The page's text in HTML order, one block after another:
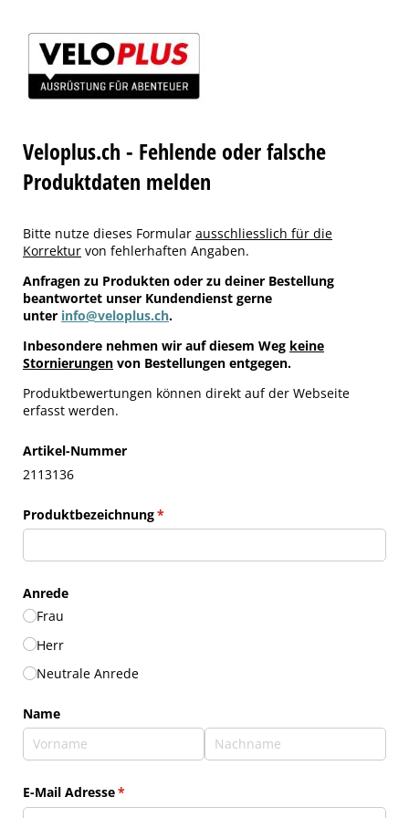
Veloplus.ch - Fehlende oder falsche
Produktdaten melden
Bitte nutze dieses Formular ausschliesslich für die
Korrektur von fehlerhaften Angaben.
Anfragen zu Produkten oder zu deiner Bestellung
beantwortet unser Kundendienst gerne
unter info@veloplus.ch.
Inbesondere nehmen wir auf diesem Weg keine
Stornierungen von Bestellungen entgegen.
Produktbewertungen können direkt auf der Webseite
erfasst werden.
Artikel-Nummer
2113136
Produktbezeichnung*
(erforderlich)
Anrede
Frau
Herr
Neutrale Anrede
Name
E-Mail Adresse*
(erforderlich)